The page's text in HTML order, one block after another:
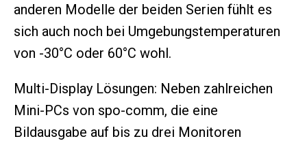
anderen Modelle der beiden Serien fühlt es
sich auch noch bei Umgebungstemperaturen
von -30°C oder 60°C wohl.
Multi-Display Lösungen: Neben zahlreichen
Mini-PCs von spo-comm, die eine
Bildausgabe auf bis zu drei Monitoren